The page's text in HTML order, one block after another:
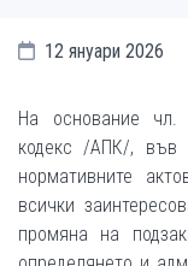
12 януари 2026
На основание чл.
кодекс /АПК/,
нормативните
всички
промяна на